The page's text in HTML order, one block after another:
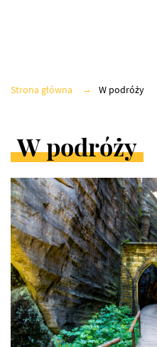
Strona główna W podróży
W podróży
ARTYKUŁY
W
KATEGORII